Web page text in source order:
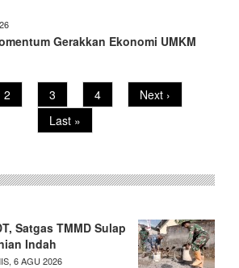
Gerakkan Ekonomi UMKM
Page
2 Page
3 Page
4
Next
page
Next ›
Last
page
Last »
Satgas TMMD Sulap
Indah
6 AGU 2026